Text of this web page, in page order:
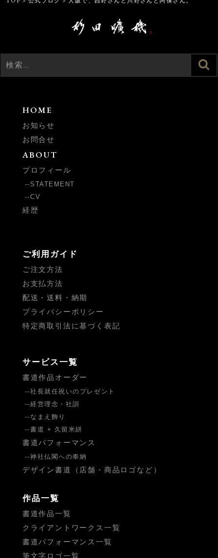
検
索:
HOME
お知らせ
お問合せ
ABOUT
プロフィール
STATEMENT
CV
経歴
ご利用ガイド
ご注文方法
お支払方法
配送・送料・納期
プライバシーポリシー
特定商取引法に基づく表記
サービス一覧
書道作品オーダー
社長就任祝いのプレゼント
経営理念・社訓
なまえ飾り
書道 + 久留米絣
書道パフォーマンス
神社仏閣への奉納
デザイン書道（店舗・商品ロゴなど）
作品一覧
書道作品一覧
クライアントワークス一覧
書道パフォーマンス一覧
筆文字ロゴ一覧